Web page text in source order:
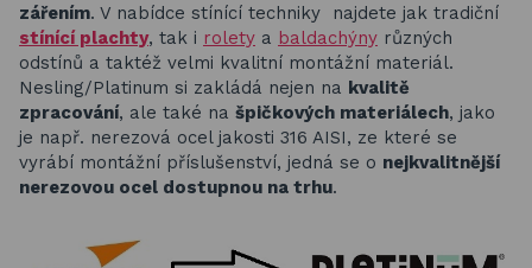
zářením. V nabídce stínící techniky najdete jak tradiční
stínící plachty, tak i rolety a baldachýny různých
odstínů a taktéž velmi kvalitní montážní materiál.
Nesling/Platinum si zakládá nejen na kvalitě
zpracování, ale také na špičkových materiálech, jako
je např. nerezová ocel jakosti 316 AISI, ze které se
vyrábí montážní příslušenství, jedná se o nejkvalitnější
nerezovou ocel dostupnou na trhu.